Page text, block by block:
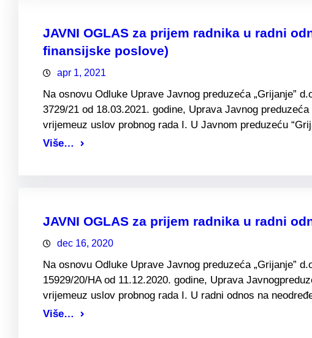
JAVNI OGLAS za prijem radnika u radni
finansijske poslove)
apr 1, 2021
Na osnovu Odluke Uprave Javnog preduzeća „Grijanje”
3729/21 od 18.03.2021. godine, Uprava Javnog
vrijemeuz uslov probnog rada I. U Javnom preduzeću
Više…
JAVNI OGLAS za prijem radnika u radni
dec 16, 2020
Na osnovu Odluke Uprave Javnog preduzeća „Grijanje”
15929/20/HA od 11.12.2020. godine, Uprava
vrijemeuz uslov probnog rada I. U radni odnos na
Više…